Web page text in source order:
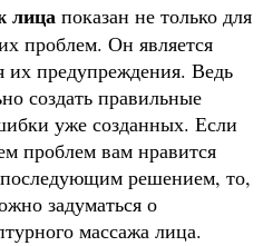
лица показан не только для
проблем. Он является
их предупреждения. Ведь
создать правильные
уже созданных. Если
проблем вам нравится
решением, то,
задуматься о
массажа лица.